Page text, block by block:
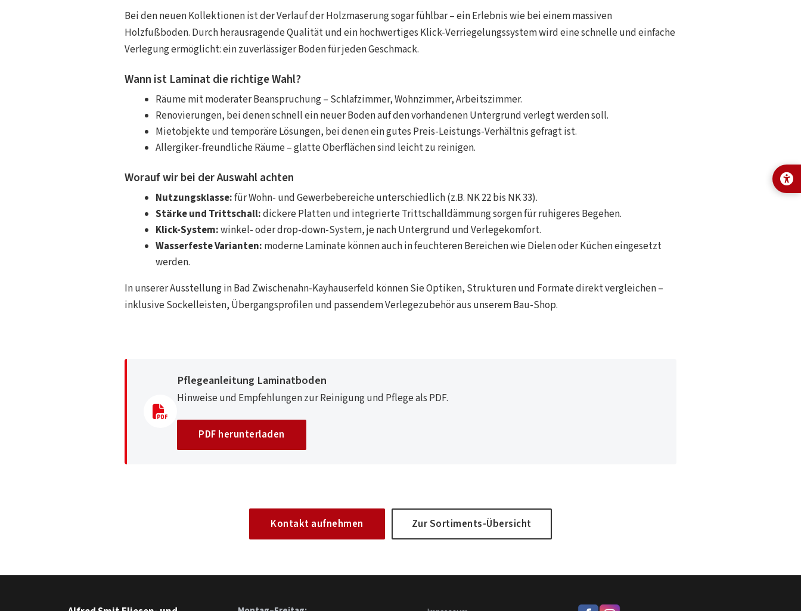
Bei den neuen Kollektionen ist der Verlauf der Holzmaserung sogar fühlbar – ein Erlebnis wie bei einem massiven
Holzfußboden. Durch herausragende Qualität und ein hochwertiges Klick-Verriegelungssystem wird eine schnelle und einfache
Verlegung ermöglicht: ein zuverlässiger Boden für jeden Geschmack.
Wann ist Laminat die richtige Wahl?
Räume mit moderater Beanspruchung – Schlafzimmer, Wohnzimmer, Arbeitszimmer.
Renovierungen, bei denen schnell ein neuer Boden auf den vorhandenen Untergrund verlegt werden soll.
Mietobjekte und temporäre Lösungen, bei denen ein gutes Preis-Leistungs-Verhältnis gefragt ist.
Allergiker-freundliche Räume – glatte Oberflächen sind leicht zu reinigen.
Worauf wir bei der Auswahl achten
Nutzungsklasse:für Wohn- und Gewerbebereiche unterschiedlich (z.B. NK 22 bis NK 33).
Stärke und Trittschall:dickere Platten und integrierte Trittschalldämmung sorgen für ruhigeres Begehen.
Klick-System:winkel- oder drop-down-System, je nach Untergrund und Verlegekomfort.
Wasserfeste Varianten: moderne Laminate können auch in feuchteren Bereichen wie Dielen oder Küchen eingesetzt
werden.
In unserer Ausstellung in Bad Zwischenahn-Kayhauserfeld können Sie Optiken, Strukturen und Formate direkt vergleichen –
inklusive Sockelleisten, Übergangsprofilen und passendem Verlegezubehör aus unseremBau-Shop.
Pflegeanleitung Laminatboden
Hinweise und Empfehlungen zur Reinigung und Pflege als PDF.
PDF herunterladen
Kontakt aufnehmen Zur Sortiments-Übersicht